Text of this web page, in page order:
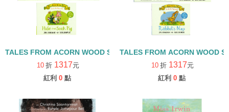
TALES FROM ACORN WOOD STORY COLLECTION 觀察探索組/
10 折 1317元
紅利 0 點
TALES FROM ACORN WOOD
10 折 1317元
紅利 0 點